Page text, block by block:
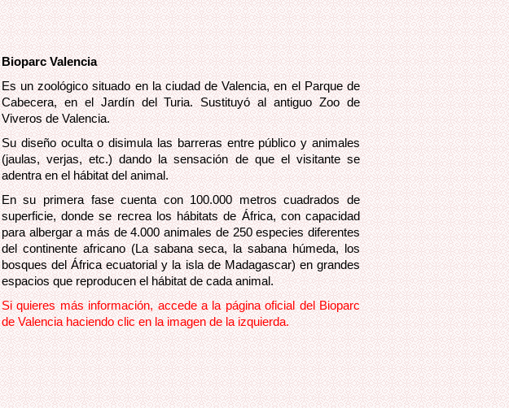
Bioparc Valencia
Es un zoológico situado en la ciudad de Valencia, en el Parque de
Cabecera, en el Jardín del Turia. Sustituyó al antiguo Zoo de
Viveros de Valencia.
Su diseño oculta o disimula las barreras entre público y animales
(jaulas, verjas, etc.) dando la sensación de que el visitante se
adentra en el hábitat del animal.
En su primera fase cuenta con 100.000 metros cuadrados de
superficie, donde se recrea los hábitats de África, con capacidad
para albergar a más de 4.000 animales de 250 especies diferentes
del continente africano (La sabana seca, la sabana húmeda, los
bosques del África ecuatorial y la isla de Madagascar) en grandes
espacios que reproducen el hábitat de cada animal.
Si quieres más información, accede a la página oficial del Bioparc
de Valencia haciendo clic en la imagen de la izquierda.